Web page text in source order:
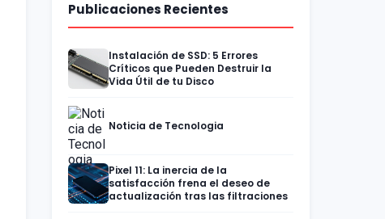
Publicaciones Recientes
Instalación de SSD: 5 Errores
Críticos que Pueden Destruir la
Vida Útil de tu Disco
Noticia de Tecnologia
Pixel 11: La inercia de la
satisfacción frena el deseo de
actualización tras las filtraciones